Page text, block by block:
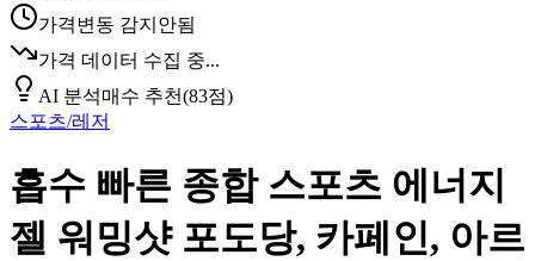
가격변동 감지안됨
가격 데이터 수집 중...
AI 분석매수 추천(83점)
스포츠/레저
흡수 빠른 종합 스포츠 에너지
젤 워밍샷 포도당, 카페인, 아르